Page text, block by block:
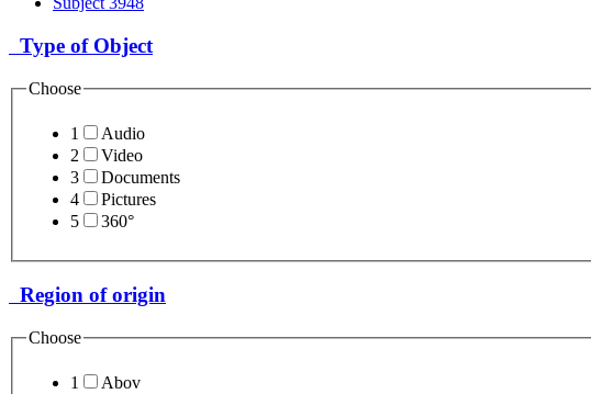
Type of Object
Choose
1
Audio
2
Video
3
Documents
4
Pictures
5
360°
Region of origin
Choose
1
Abov